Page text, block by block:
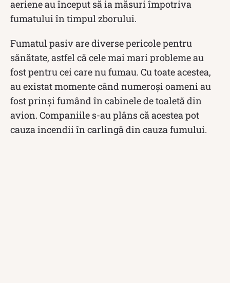
aeriene au început să ia măsuri împotriva
fumatului în timpul zborului.
Fumatul pasiv are diverse pericole pentru
sănătate, astfel că cele mai mari probleme au
fost pentru cei care nu fumau. Cu toate acestea,
au existat momente când numeroși oameni au
fost prinși fumând în cabinele de toaletă din
avion. Companiile s-au plâns că acestea pot
cauza incendii în carlingă din cauza fumului.